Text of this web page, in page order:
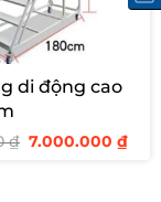
di động cao
₫ Giá
gốc
7.000.000₫Giá